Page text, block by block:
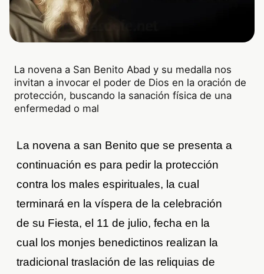
La novena a San Benito Abad y su medalla nos
invitan a invocar el poder de Dios en la oración de
protección, buscando la sanación física de una
enfermedad o mal
La novena a san Benito que se presenta a
continuación es para pedir la protección
contra los males espirituales, la cual
terminará en la víspera de la celebración
de su Fiesta, el 11 de julio, fecha en la
cual los monjes benedictinos realizan la
tradicional traslación de las reliquias de